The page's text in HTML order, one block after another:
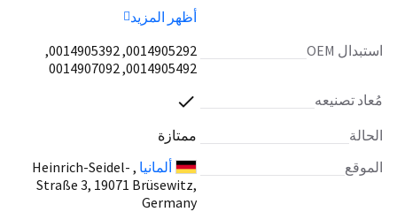
002490389280, A0014909392,
A001490939280, A0024903892,
A0014907492, 0014908692,
0014905292, 0014907492,
A0014903192, A001490319280,
A0014904792, A001490479280,
A0014905192, A001490519280,
أظهر المزيد
استبدال OEM
0014905292, 0014905392,
0014905492, 0014907092
مُعاد تصنيعه
الحالة
ممتازة
الموقع
ألمانيا , Heinrich-Seidel-
Straße 3, 19071 Brüsewitz,
Germany